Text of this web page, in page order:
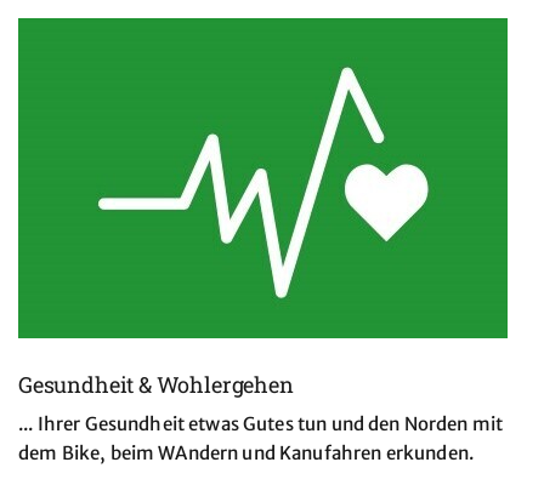
Gesundheit & Wohlergehen
... Ihrer Gesundheit etwas Gutes tun und den Norden mit
dem Bike, beim WAndern und Kanufahren erkunden.